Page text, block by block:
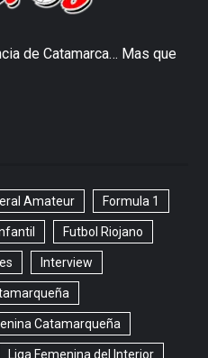
de Catamarca… Mas que
Amateur Formula 1
Futbol Riojano
Interview
Catamarqueña
Liga Femenina del Interior